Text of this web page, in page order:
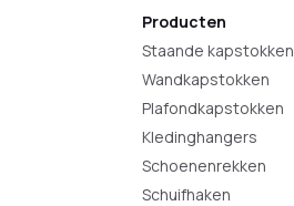
Producten
Staande kapstokken
Wandkapstokken
Plafondkapstokken
Kledinghangers
Schoenenrekken
Schuifhaken